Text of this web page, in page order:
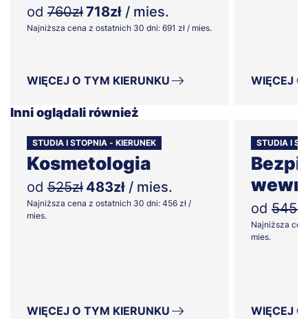
od 760zł718zł / mies.
Najniższa cena z ostatnich 30 dni: 691 zł / mies.
WIĘCEJ O TYM KIERUNKU WIĘCEJ
Inni oglądali również
STUDIA I STOPNIA - KIERUNEK
Kosmetologia
od 525zł 483zł / mies.
Najniższa cena z ostatnich 30 dni: 456 zł /
mies.
WIĘCEJ O TYM KIERUNKU
STUDIA I
od 545zł
Najniższa
mies.
WIĘCEJ